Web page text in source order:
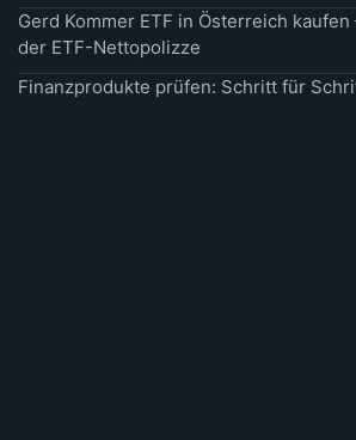
Gerd Kommer ETF in Österreich
der ETF-Nettopolizze
Finanzprodukte prüfen: Schritt für